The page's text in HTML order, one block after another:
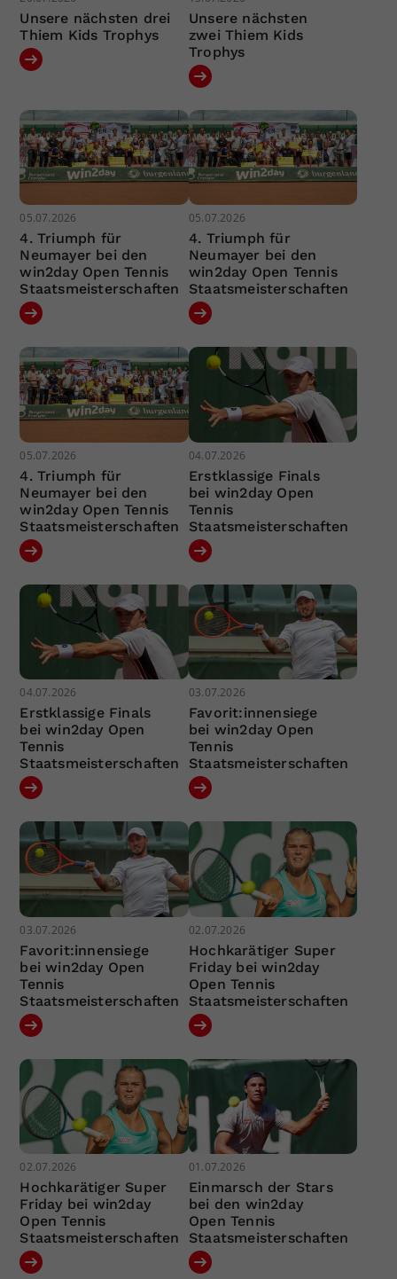
Unsere nächsten drei
Thiem Kids Trophys
Unsere nächsten
zwei Thiem Kids
Trophys
05.07.2026
4. Triumph für
Neumayer bei den
win2day Open Tennis
Staatsmeisterschaften
05.07.2026
4. Triumph für
Neumayer bei den
win2day Open Tennis
Staatsmeisterschaften
05.07.2026
4. Triumph für
Neumayer bei den
win2day Open Tennis
Staatsmeisterschaften
04.07.2026
Erstklassige Finals
bei win2day Open
Tennis
Staatsmeisterschaften
04.07.2026
Erstklassige Finals
bei win2day Open
Tennis
Staatsmeisterschaften
03.07.2026
Favorit:innensiege
bei win2day Open
Tennis
Staatsmeisterschaften
03.07.2026
Favorit:innensiege
bei win2day Open
Tennis
Staatsmeisterschaften
02.07.2026
Hochkarätiger Super
Friday bei win2day
Open Tennis
Staatsmeisterschaften
02.07.2026
Hochkarätiger Super
Friday bei win2day
Open Tennis
Staatsmeisterschaften
01.07.2026
Einmarsch der Stars
bei den win2day
Open Tennis
Staatsmeisterschaften